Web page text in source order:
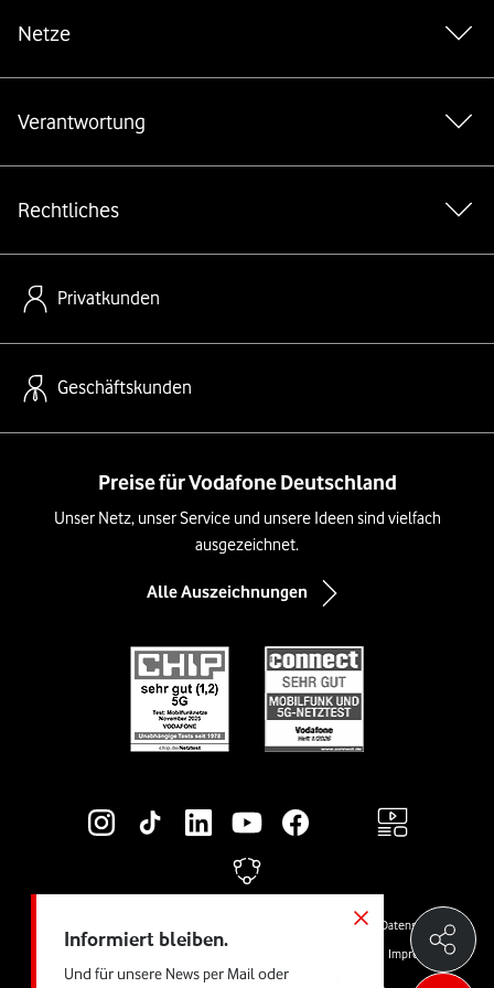
Informiert bleiben.
Und für unsere News per Mail oder
Netze
Verantwortung
Rechtliches
Privatkunden
Geschäftskunden
Preise für Vodafone Deutschland
Unser Netz, unser Service und unsere Ideen sind vielfach
ausgezeichnet.
Alle Auszeichnungen
Social-Media-Links
Cookies
Datenschutz
Impressum
Barrierefreiheit